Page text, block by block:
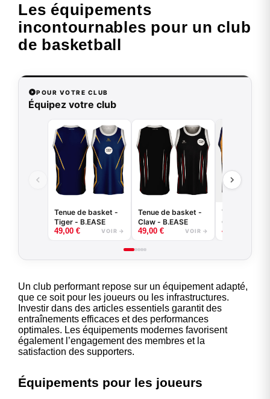
Les équipements
incontournables pour un club
de basketball
POUR VOTRE CLUB
Équipez votre club
Tenue de basket -
Tiger - B.EASE
49,00 € VOIR →
Tenue de basket -
Claw - B.EASE
49,00 € VOIR →
Tenue de
Griffe -
49,00
Un club performant repose sur un équipement adapté,
que ce soit pour les joueurs ou les infrastructures.
Investir dans des articles essentiels garantit des
entraînements efficaces et des performances
optimales. Les équipements modernes favorisent
également l’engagement des membres et la
satisfaction des supporters.
Équipements pour les joueurs